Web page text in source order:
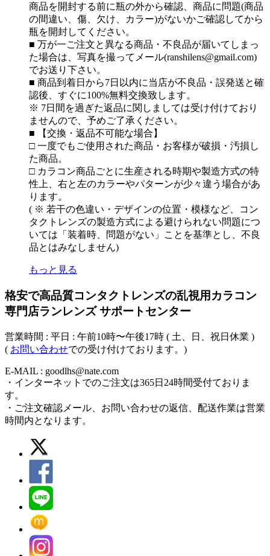
商品を開封する前に瓶の外から確認、商品に問題(商品
の間違い、傷、欠け、カラー)がないかご確認してから
瓶を開封してください。
■ 万が一ご注文と異なる商品・不良品が届いてしまっ
た場合は、写真を撮ってメール(ranshilens@gmail.com)
でお送り下さい。
■ 商品到着日から7日以内に当店が不良品・誤発送と確
認後、すぐに100%無料交換致します。
※ 7日間を過ぎた返品に関しましては受け付けており
ませんので、予めご了承ください。
■ 【交換・返品不可能な場合】
□ 一度でもご使用された商品・お客様が破損・汚損し
た商品。
□ カラコン商品ごとに生産される時期や製造方式の特
性上、右と左のカラーやパターンが少々違う場合があ
ります。
( ※ 若干の色違い・デザインの位置・模様など、コン
タクトレンズの製造方式による避けられない問題につ
いては「装着時、問題がない」ことを基準とし、不良
品とはみなしません)
もっと見る
格安で高品質コンタクトレンズの乱視用カラコン
専門店ランレンズ サポートセンター
営業時間 : 平日 : 午前10時〜午後17時 ( 土、日、祝日休業 )
( お問い合わせでの受け付けております。)
E-MAIL : goodlhs@nate.com
・インターネットでのご注文は365日24時間受付ておりま
す。
・ご注文確認メール、お問い合わせの返信、配送作業は営業
時間内となります。